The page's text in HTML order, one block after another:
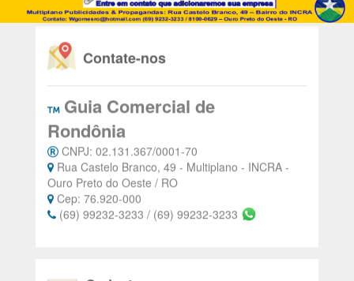
Contate-nos
Guia Comercial de
Rondônia
CNPJ: 02.131.367/0001-70
Rua Castelo Branco, 49 - Multiplano - INCRA -
Ouro Preto do Oeste / RO
Cep: 76.920-000
(69) 99232-3233 / (69) 99232-3233